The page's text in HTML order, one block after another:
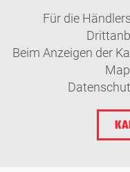
Für die
Beim Anzeigen der